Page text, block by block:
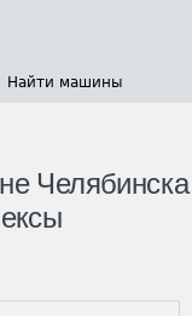
Найти машины
Челябинска